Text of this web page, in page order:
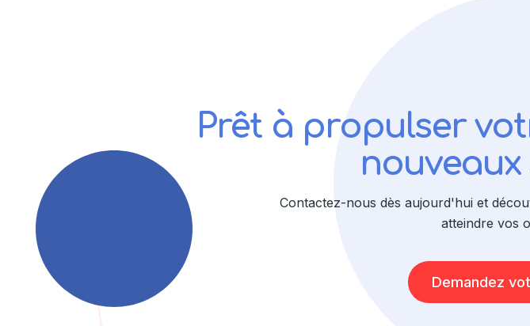
Prêt à propulser
nouveaux
Contactez-nous dès aujourd'hui et
atteindre vos
Demandez